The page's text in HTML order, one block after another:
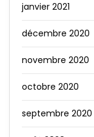
janvier 2021
décembre 2020
novembre 2020
octobre 2020
septembre 2020